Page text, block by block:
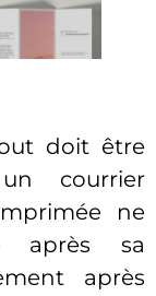
doit être
courrier
ne
après sa
après